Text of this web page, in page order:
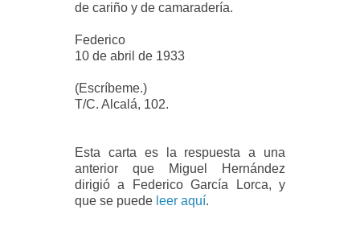
de cariño y de camaradería.
Federico
10 de abril de 1933
(Escríbeme.)
T/C. Alcalá, 102.
Esta carta es la respuesta a una
anterior que Miguel Hernández
dirigió a Federico García Lorca, y
que se puede leer aquí.